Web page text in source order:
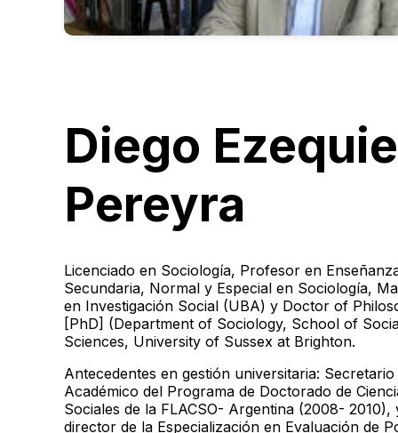
Diego
Pereyra
Licenciado en Sociología, Profesor en
Secundaria, Normal y Especial en Sociología,
en Investigación Social (UBA) y Doctor of
[PhD] (Department of Sociology, School of
Sciences, University of Sussex at Brighton.
Antecedentes en gestión universitaria: Secretario
Académico del Programa de Doctorado de
Sociales de la FLACSO- Argentina (2008- 2010),
director de la Especialización en Evaluación de